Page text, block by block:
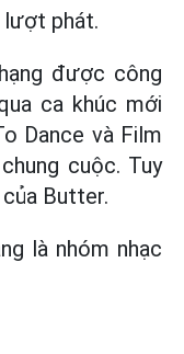
lượt phát.
được công
ca khúc mới
Dance và Film
cuộc. Tuy
Butter.
là nhóm nhạc